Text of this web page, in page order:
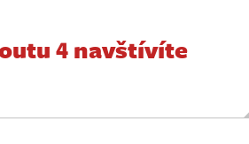
4 navštívíte